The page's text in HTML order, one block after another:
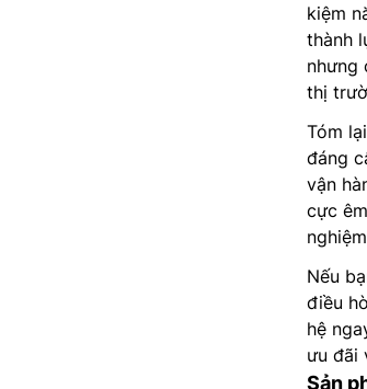
kiệm
thành
nhưng
thị
Tóm
đáng
vận
cực
Nếu
điều
hệ
ưu đãi
Sản